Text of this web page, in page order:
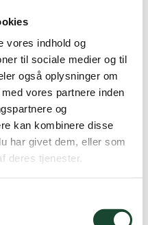
vores indhold og
til sociale medier og til
også oplysninger om
vores partnere inden
og
kan kombinere disse
har givet dem, eller som
deres tjenester.